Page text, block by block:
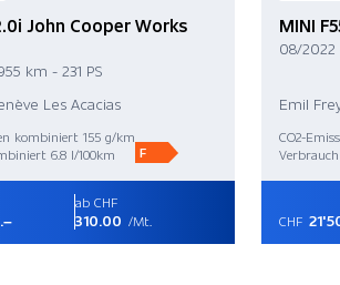
John Cooper Works
km - 231 PS
Les Acacias
kombiniert 155 g/km
6.8 l/100km
F
ab CHF
310.00 /Mt.
MINI
08/2022
Emil
CO2-
CHF